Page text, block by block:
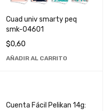
Cuad univ smarty peq
smk-04601
$0,60
AÑADIR AL CARRITO
Cuenta Fácil Pelikan 14g: